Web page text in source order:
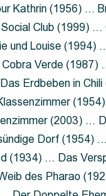
Kathrin (1956) …
Club (1999) …
und Louise (1994)
Verde (1987)
Erdbeben in
(2003) …
Dorf (1954)
(1934) … Das
des Pharao